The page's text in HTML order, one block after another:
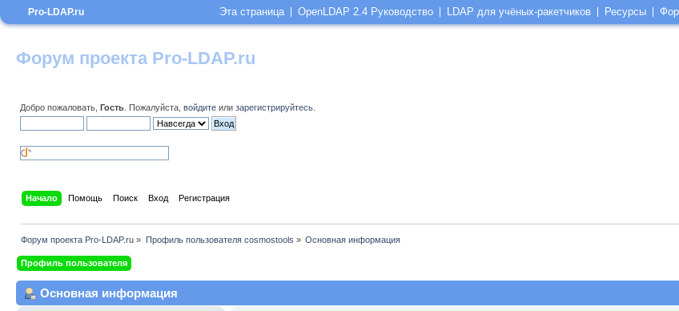
Форум проекта Pro-LDAP.ru
Добро пожаловать, Гость . Пожалуйста, войдите или зарегистрируйтесь
Начало Помощь Поиск Вход Регистрация
Форум проекта Pro-LDAP.ru » Профиль пользователя cosmostools » Основная информация
Профиль пользователя
Основная информация
Pro-LDAP.ru Эта страница OpenLDAP 2.4 Руководство LDAP для учёных-ракетчиков Ресурсы